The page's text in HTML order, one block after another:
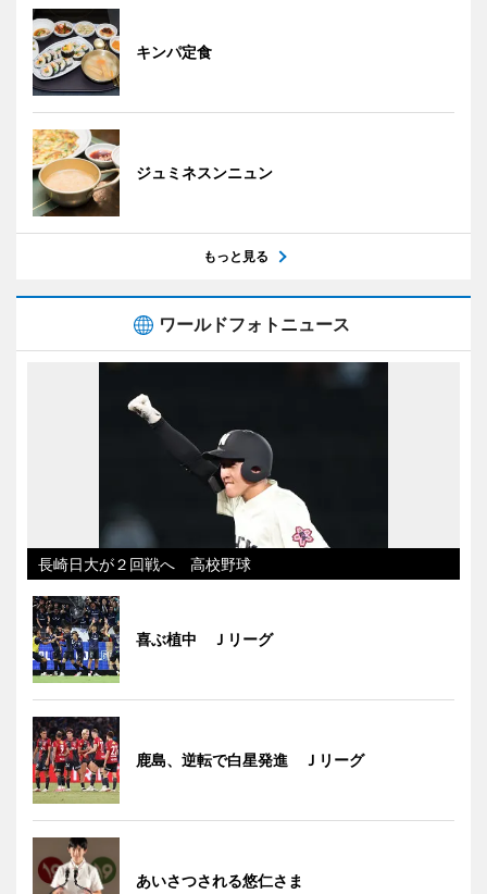
キンパ定食
ジュミネスンニュン
もっと見る
ワールドフォトニュース
長崎日大が２回戦へ 高校野球
喜ぶ植中 Ｊリーグ
鹿島、逆転で白星発進 Ｊリーグ
あいさつされる悠仁さま